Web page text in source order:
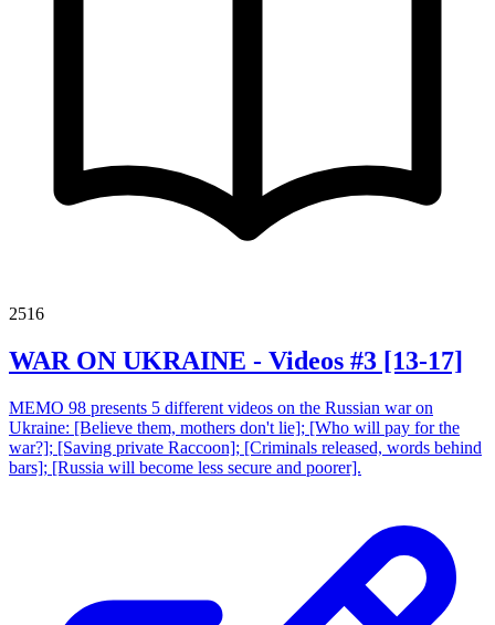
2516
WAR ON UKRAINE - Videos #3 [13-17]
MEMO 98 presents 5 different videos on the Russian war on
Ukraine: [Believe them, mothers don't lie]; [Who will pay for the
war?]; [Saving private Raccoon]; [Criminals released, words behind
bars]; [Russia will become less secure and poorer].